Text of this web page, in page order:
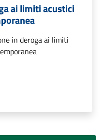
ai limiti acustici
in deroga ai limiti